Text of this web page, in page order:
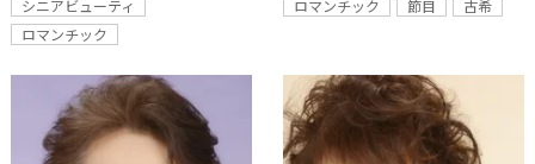
シニアビューティ
ロマンチック
ロマンチック
節目 古希